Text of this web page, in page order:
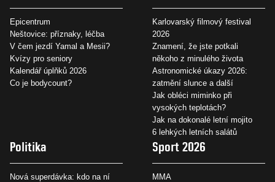
Epicentrum
Neštovice: příznaky, léčba
V čem jezdí Yamal a Mesii?
Kvízy pro seniory
Kalendář úplňků 2026
Co je bodycount?
Karlovarský filmový festival
2026
Znamení, že jste potkali
někoho z minulého života
Astronomické úkazy 2026:
zatmění slunce a další
Jak obléci miminko při
vysokých teplotách?
Jak na dokonalé letní mojito
6 lehkých letních salátů
Politika
Nová superdávka: kdo na ní
Sport 2026
MMA